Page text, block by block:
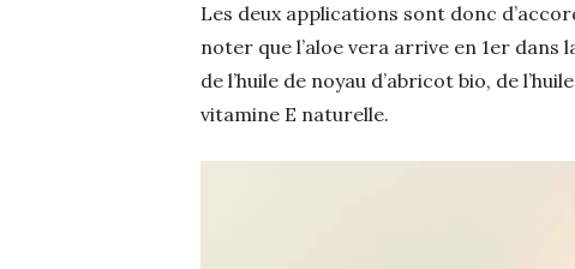
Les deux applications sont donc
noter que l’aloe vera arrive en 1er
de l’huile de noyau d’abricot bio, de
vitamine E naturelle.